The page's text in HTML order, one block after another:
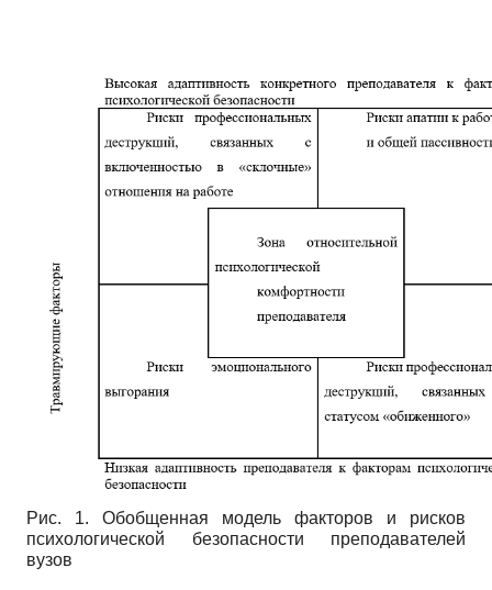
Рис. 1. Обобщенная модель факторов и рисков
психологической безопасности преподавателей
вузов